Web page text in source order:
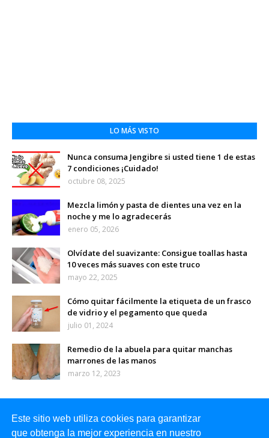
Este sitio web utiliza cookies para garantizar
que obtenga la mejor experiencia en nuestro
LO MÁS VISTO
Nunca consuma Jengibre si usted tiene 1 de estas
7 condiciones ¡Cuidado!
octubre 08, 2025
Mezcla limón y pasta de dientes una vez en la
noche y me lo agradecerás
enero 05, 2026
Olvídate del suavizante: Consigue toallas hasta
10 veces más suaves con este truco
mayo 22, 2025
Cómo quitar fácilmente la etiqueta de un frasco
de vidrio y el pegamento que queda
julio 01, 2024
Remedio de la abuela para quitar manchas
marrones de las manos
marzo 12, 2023